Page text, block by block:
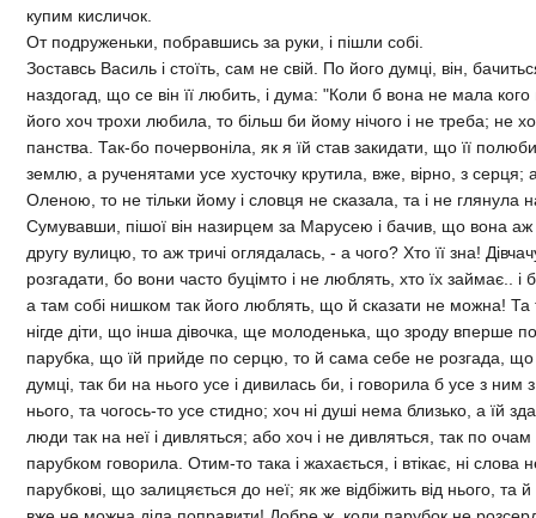
купим кисличок.
От подруженьки, побравшись за руки, i пiшли собi.
Зоставсь Василь i стоїть, сам не свiй. По його думцi, вiн,
наздогад, що се вiн її любить, i дума: "Коли б вона не мала
його хоч трохи любила, то бiльш би йому нiчого i не треба; не
панства. Так-бо почервонiла, як я їй став закидати, що її
землю, а рученятами усе хусточку крутила, вже, вiрно, з серця;
Оленою, то не тiльки йому i словця не сказала, та i не глянула
Сумувавши, пiшої вiн назирцем за Марусею i бачив, що вона аж
другу вулицю, то аж тричi оглядалась, - а чого? Хто її зна!
розгадати, бо вони часто буцiмто i не люблять, хто їх займає.. i
а там собi нишком так його люблять, що й сказати не можна! Та
нiгде дiти, що iнша дiвочка, ще молоденька, що зроду вперше
парубка, що їй прийде по серцю, то й сама себе не розгада,
думцi, так би на нього усе i дивилась би, i говорила б усе з ним
нього, та чогось-то усе стидно; хоч нi душi нема близько, а їй
люди так на неї i дивляться; або хоч i не дивляться, так по
парубком говорила. Отим-то така i жахається, i втiкає, нi слова
парубковi, що залицяється до неї; як же вiдбiжить вiд нього, та